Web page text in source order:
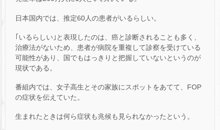
日本国内では、推定60人の患者がいるらしい。
｢いるらしい｣と表現したのは、癌と診断されることも多く、
治療法がないため、患者が病院を重複して診察を受けている
可能性があり、国でもはっきりと把握していないというのが
現状である。
番組内では、女子高生とその家族にスポットをあてて、FOP
の症状を伝えていた。
生まれたときは何ら症状も兆候も見られなかったという。